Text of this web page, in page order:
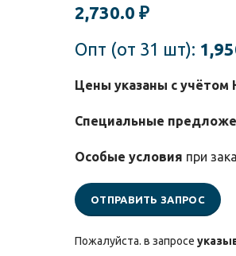
2,730.0 ₽
Опт (от 31 шт):
Цены указаны с учётом
Специальные
Особые условия при
ОТПРАВИТЬ ЗАПРОС
Пожалуйста. в запросе